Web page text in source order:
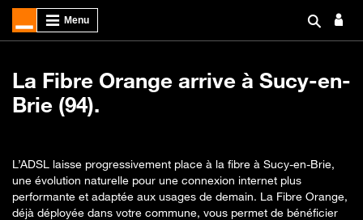
La Fibre Orange arrive à Sucy-en-
Brie (94).
L’ADSL laisse progressivement place à la fibre à Sucy-en-Brie,
une évolution naturelle pour une connexion internet plus
performante et adaptée aux usages de demain. La Fibre Orange,
déjà déployée dans votre commune, vous permet de bénéficier